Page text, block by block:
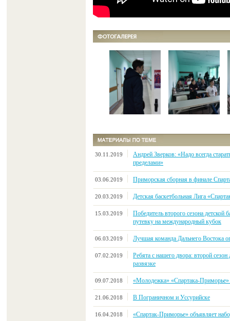
30.11.2019
Андрей Зверков: «Надо всегда
пределами»
03.06.2019 Приморская сборная в финале
20.03.2019 Детская баскетбольная Лига
15.03.2019
Победитель второго сезона
путевку на международный кубок
06.03.2019 Лучшая команда Дальнего Востока
07.02.2019
Ребята с нашего двора: второй
развязке
09.07.2018 «Молодежка» «Спартака-Приморье»
21.06.2018 В Пограничном и Уссурийске
16.04.2018 «Спартак-Приморье» объявляет